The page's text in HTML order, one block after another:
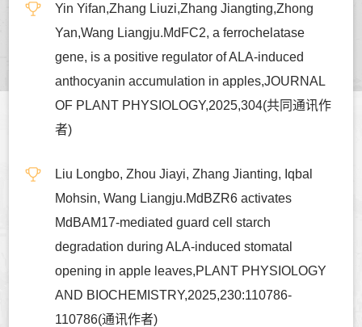
Yin Yifan,Zhang Liuzi,Zhang Jiangting,Zhong
Yan,Wang Liangju.MdFC2, a ferrochelatase
gene, is a positive regulator of ALA-induced
anthocyanin accumulation in apples,JOURNAL
OF PLANT PHYSIOLOGY,2025,304(共同通讯作
者)
Liu Longbo, Zhou Jiayi, Zhang Jianting, Iqbal
Mohsin, Wang Liangju.MdBZR6 activates
MdBAM17-mediated guard cell starch
degradation during ALA-induced stomatal
opening in apple leaves,PLANT PHYSIOLOGY
AND BIOCHEMISTRY,2025,230:110786-
110786(通讯作者)